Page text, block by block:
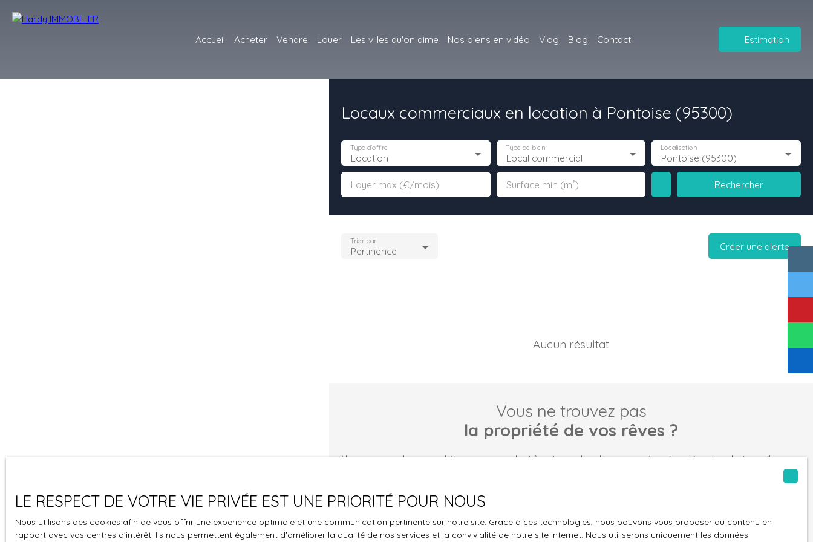
Accueil Acheter Vendre Louer Les villes qu'on aime Nos biens en vidéo Vlog Blog Contact Estimation
Locaux commerciaux en location à Pontoise (95300)
Location
Type d'offre
Local commercial
Type de bien
Pontoise (95300)
Localisation
Loyer max (€/mois) Surface min (m²) Rechercher
Pertinence
Trier par Créer une alerte
Aucun résultat
Vous ne trouvez pas
la propriété de vos rêves ?
Ne manquez plus aucun bien correspondant à votre recherche en vous inscrivant à notre alerte mail !
Location Local commercial Pontoise (95300)
LE RESPECT DE VOTRE VIE PRIVÉE EST UNE PRIORITÉ POUR NOUS
Nous utilisons des cookies afin de vous offrir une expérience optimale et une communication pertinente sur notre site. Grace à ces technologies, nous pouvons vous proposer du contenu en
rapport avec vos centres d'intérêt. Ils nous permettent également d'améliorer la qualité de nos services et la convivialité de notre site internet. Nous utiliserons uniquement les données